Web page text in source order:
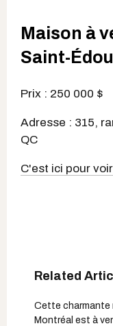
Maison à
Saint-
Prix : 250 000 $
Adresse : 315,
QC
C'est ici pour
Cette charmante
Montréal est à